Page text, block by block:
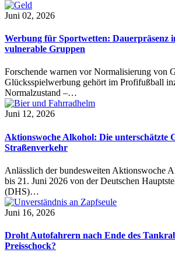
Juni 02, 2026
Werbung für Sportwetten: Dauerpräsenz
vulnerable Gruppen
Forschende warnen vor Normalisierung von
Glücksspielwerbung gehört im Profifußball
Normalzustand –…
Juni 12, 2026
Aktionswoche Alkohol: Die unterschätzte
Straßenverkehr
Anlässlich der bundesweiten Aktionswoche
bis 21. Juni 2026 von der Deutschen
(DHS)…
Juni 16, 2026
Droht Autofahrern nach Ende des
Preisschock?